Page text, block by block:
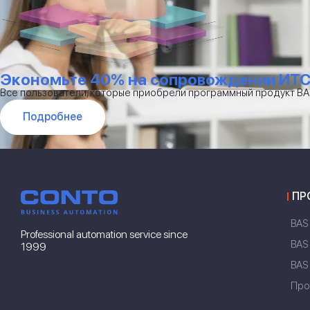
Экономьте 40% на сопровождении ИТС
Все пользователи, которые приобрели программный
Подробнее
Professional automation service since
1999